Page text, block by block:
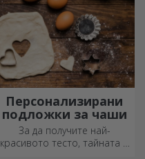
Персонализирани
подложки за чаши
За да получите най-
красивото тесто, тайната е